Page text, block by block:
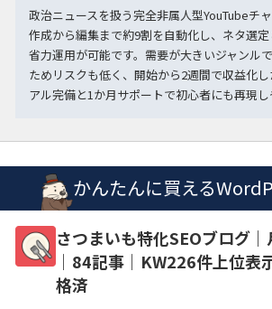
政治ニュースを扱う完全非属人型YouTubeチ
作成から編集まで約9割を自動化し、ネタ選
省力運用が可能です。需要が大きいジャンル
ためリスクも低く、開始から2週間で収益化
アル完備と1か月サポートで初心者にも再現し
かんたんに買える
さつまいも特化SEOブログ
｜84記事｜KW226件上位表
格済